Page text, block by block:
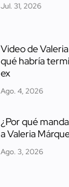
Jul. 31, 2026
Video de
qué habría
ex
Ago. 4, 2026
¿Por qué
a Valeria
Ago. 3, 2026